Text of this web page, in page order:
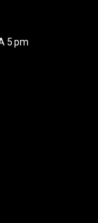
5 Pm